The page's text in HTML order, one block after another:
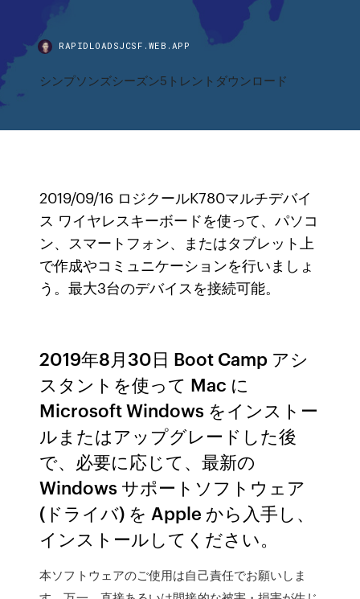
RAPIDLOADSJCSF.WEB.APP
シンプソンズシーズン5トレントダウンロード
2019/09/16 ロジクールK780マルチデバイ
ス ワイヤレスキーボードを使って、パソコ
ン、スマートフォン、またはタブレット上
で作成やコミュニケーションを行いましょ
う。最大3台のデバイスを接続可能。
2019年8月30日 Boot Camp アシ
スタントを使って Mac に
Microsoft Windows をインストー
ルまたはアップグレードした後
で、必要に応じて、最新の
Windows サポートソフトウェア
(ドライバ) を Apple から入手し、
インストールしてください。
本ソフトウェアのご使用は自己責任でお願いしま